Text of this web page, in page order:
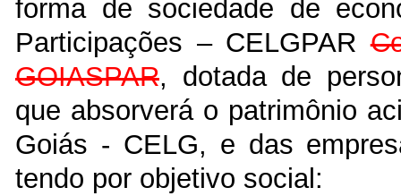
forma de sociedade de
Participações – CELGPAR
GOIASPAR, dotada de
que absorverá o patrimônio
Goiás - CELG, e das
tendo por objetivo social: